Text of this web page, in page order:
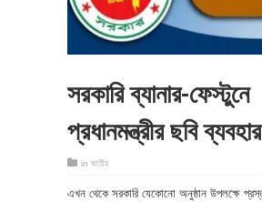
সরকারি ব্যানার-ফেস্টুনে
প্রধানমন্ত্রীর ছবি
in জাতীয়
এখন থেকে সরকারি যেকোনো অনুষ্ঠান উপলক্ষে